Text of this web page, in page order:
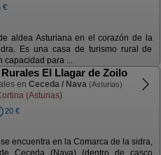
€
aldea Asturiana en el corazón de la
Es una casa de turismo rural de
capacidad para ...
El Llagar de Zoilo
en Ceceda / Nava (Asturias)
(Asturias)
20 €
encuentra en la Comarca de la sidra,